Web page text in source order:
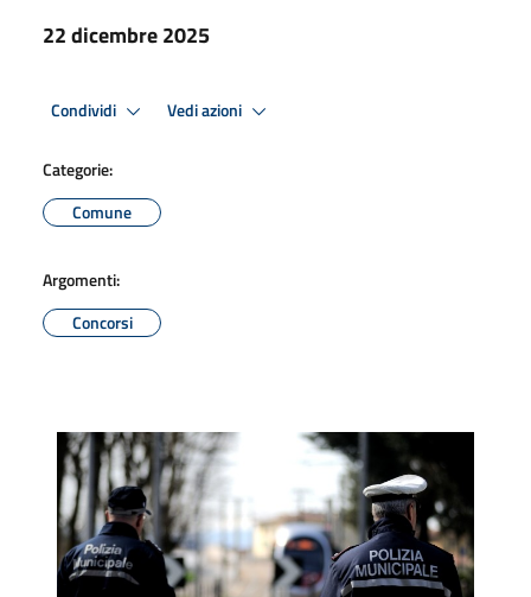
22 dicembre 2025
Condividi Vedi azioni
Categorie:
Comune
Argomenti:
Concorsi